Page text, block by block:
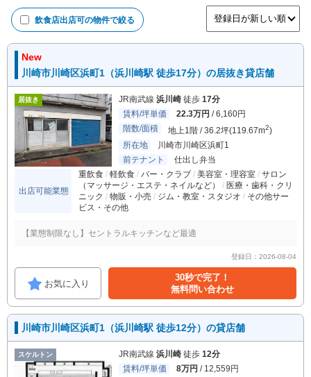
飲食店出店可の物件で絞る
New
川崎市川崎区浜町1（浜川崎駅 徒歩17分）の居抜き貸店舗
居抜き JR南武線 浜川崎 徒歩 17分
賃料/坪単価
22.3万円 / 6,160円
階数/面積
地上1階 / 36.2坪(119.67m2)
所在地
川崎市川崎区浜町1
前テナント
仕出し弁当
出店可能業態
重飲食 軽飲食 バー・クラブ 美容室・理容室
サロン
（マッサージ・エステ・ネイルなど）
医療・歯科・クリ
ニック
物販・小売 ジム・教室・スタジオ
その他サー
ビス・その他
【業態制限なし】セントラルキッチンなど最適
登録日：2026-08-04
お気に入り
30秒で完了！
無料問い合わせ
川崎市川崎区浜町1（浜川崎駅 徒歩12分）の貸店舗
スケルトン JR南武線 浜川崎 徒歩 12分
賃料/坪単価
8万円 / 12,559円